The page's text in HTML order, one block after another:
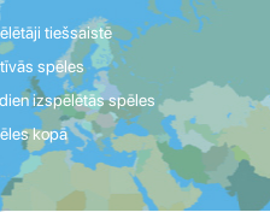
tiešsaistē
spēles
izspēlētās spēles
kopā